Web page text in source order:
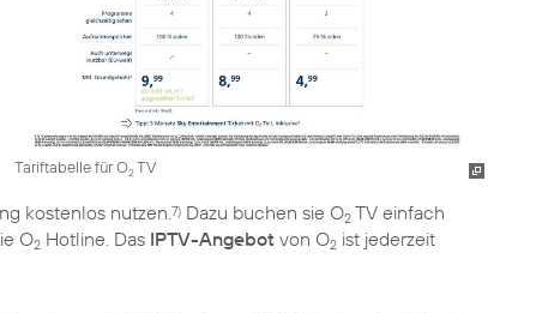
Tariftabelle für O2TV
kostenlos nutzen.7) Dazu buchen sie O2 TV einfach
O2 Hotline. Das IPTV-Angebot von O2 ist jederzeit